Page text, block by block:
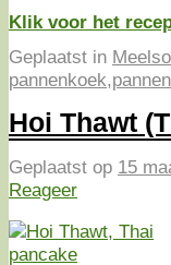
Klik voor het
Geplaatst in
pannenkoek,
Hoi Thawt
Geplaatst op 15
Reageer